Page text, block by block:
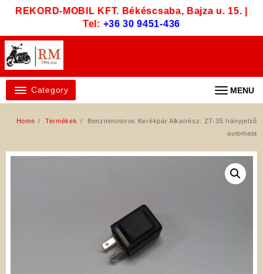
REKORD-MOBIL KFT. Békéscsaba, Bajza u. 15. |
Tel: +36 30 9451-436
Category MENU
Home Termékek
Benzinmotoros Kerékpár Alkatrész: ZT-35 Irányjelző
automata